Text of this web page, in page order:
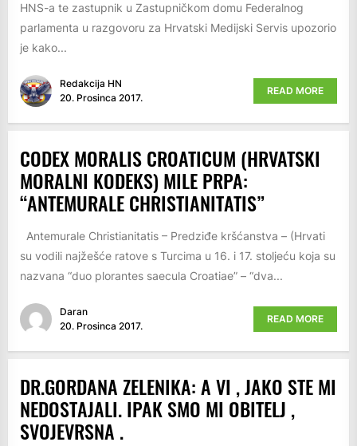
HNS-a te zastupnik u Zastupničkom domu Federalnog
parlamenta u razgovoru za Hrvatski Medijski Servis upozorio
je kako...
Redakcija HN
20. Prosinca 2017.
READ MORE
CODEX MORALIS CROATICUM (HRVATSKI
MORALNI KODEKS) MILE PRPA:
“ANTEMURALE CHRISTIANITATIS”
Antemurale Christianitatis – Predziđe kršćanstva – (Hrvati
su vodili najžešće ratove s Turcima u 16. i 17. stoljeću koja su
nazvana “duo plorantes saecula Croatiae” – “dva...
Daran
20. Prosinca 2017.
READ MORE
DR.GORDANA ZELENIKA: A VI , JAKO STE MI
NEDOSTAJALI. IPAK SMO MI OBITELJ ,
SVOJEVRSNA .